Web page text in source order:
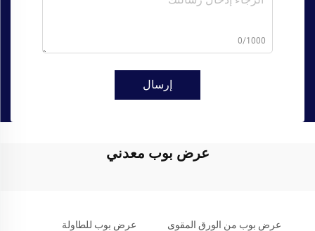
0/1000
إرسال
عرض بوب معدني
عرض بوب من الورق المقوى عرض بوب للطاولة